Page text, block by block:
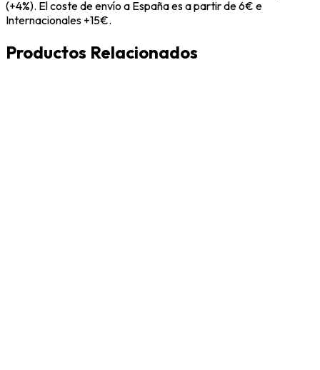
(+4%). El coste de envío a España es a partir de 6€ e
Internacionales +15€.
Productos Relacionados